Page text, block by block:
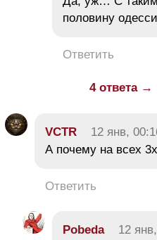
половину
Ответить
4 ответа →
VCTR 12 янв,
А почему на всех
Ответить
Pobeda 12